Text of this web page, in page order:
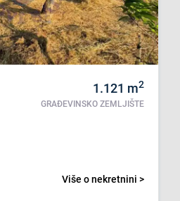
1.121 m2
GRAĐEVINSKO ZEMLJIŠTE
Više o nekretnini >